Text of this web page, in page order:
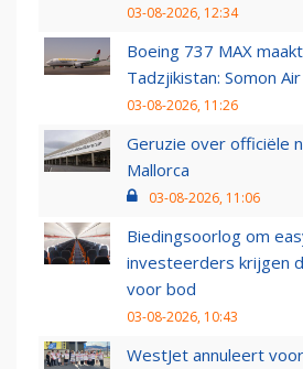
03-08-2026, 12:34
Boeing 737 MAX
Tadzjikistan: Somon
03-08-2026, 11:26
Geruzie over officiële
Mallorca
03-08-2026, 11:06
Biedingsoorlog om
investeerders krijgen
voor bod
03-08-2026, 10:43
WestJet annuleert